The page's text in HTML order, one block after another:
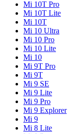
Mi 10T Pro
Mi 10T Lite
Mi 10T
Mi 10 Ultra
Mi 10 Pro
Mi 10 Lite
Mi 10
Mi 9T Pro
Mi 9T
Mi 9 SE
Mi 9 Lite
Mi 9 Pro
Mi 9 Explorer
Mi 9
Mi 8 Lite